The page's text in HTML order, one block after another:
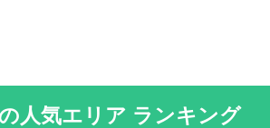
人気エリア ランキング